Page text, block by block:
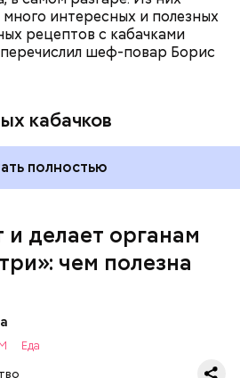
интересных и полезных
рецептов с кабачками
шеф-повар Борис
кабачков
полностью
делает органам
чем полезна
Еда
омолаживающее действие;
как антиоксидант,
нежная и забирает
сахара и соли тяжелых
большом количестве) —
женщинам,
нервная трубка у
принимать для
— это
держит сосуды под
более 300 реакций
положительно влияет на